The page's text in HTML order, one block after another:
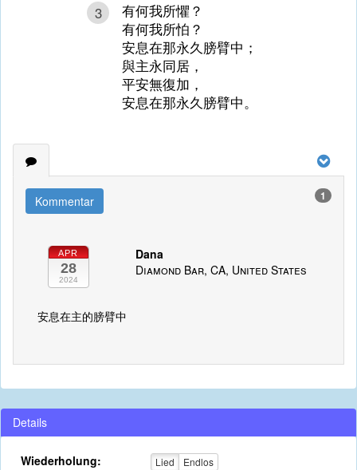
3
有何我所懼？
有何我所怕？
安息在那永久膀臂中；
與主永同居，
平安無復加，
安息在那永久膀臂中。
Kommentar 1
APR
28
2024
Dana
Diamond Bar, CA, United States
安息在主的膀臂中
Details
Wiederholung: Lied Endlos